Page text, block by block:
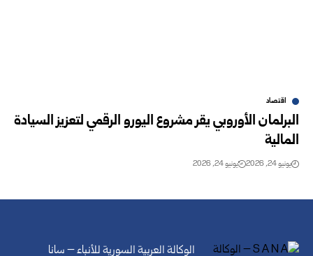
اقتصاد
البرلمان الأوروبي يقر مشروع اليورو الرقمي لتعزيز ‏السيادة
المالية
يونيو 24, 2026 يونيو 24, 2026
الوكالة العربية السورية للأنباء – سانا